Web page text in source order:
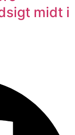
midt i